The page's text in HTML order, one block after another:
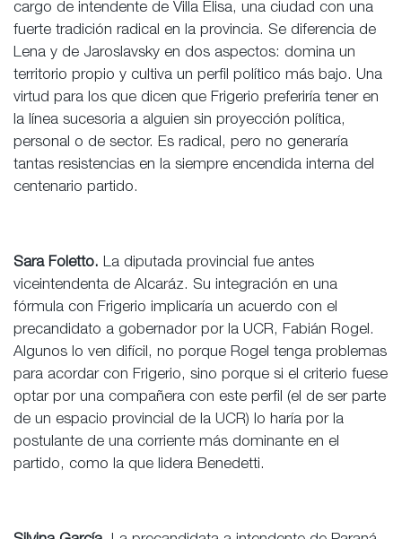
cargo de intendente de Villa Elisa, una ciudad con una
fuerte tradición radical en la provincia. Se diferencia de
Lena y de Jaroslavsky en dos aspectos: domina un
territorio propio y cultiva un perfil político más bajo. Una
virtud para los que dicen que Frigerio preferiría tener en
la línea sucesoria a alguien sin proyección política,
personal o de sector. Es radical, pero no generaría
tantas resistencias en la siempre encendida interna del
centenario partido.
Sara Foletto. La diputada provincial fue antes
viceintendenta de Alcaráz. Su integración en una
fórmula con Frigerio implicaría un acuerdo con el
precandidato a gobernador por la UCR, Fabián Rogel.
Algunos lo ven difícil, no porque Rogel tenga problemas
para acordar con Frigerio, sino porque si el criterio fuese
optar por una compañera con este perfil (el de ser parte
de un espacio provincial de la UCR) lo haría por la
postulante de una corriente más dominante en el
partido, como la que lidera Benedetti.